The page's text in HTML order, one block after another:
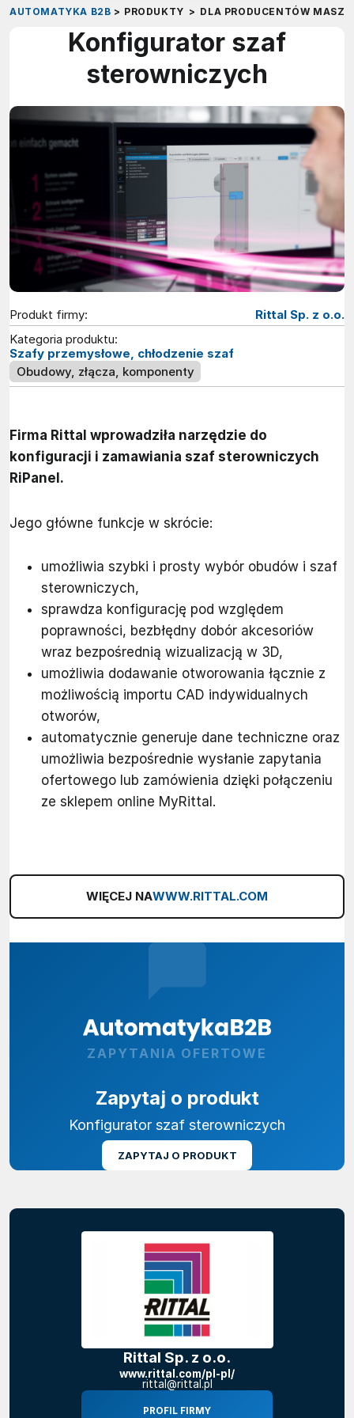
AUTOMATYKA B2B > PRODUKTY > DLA PRODUCENTÓW
Konfigurator szaf
sterowniczych
Produkt firmy:
Rittal Sp. z o.o.
Kategoria produktu:
Szafy przemysłowe, chłodzenie szaf
Obudowy, złącza, komponenty
Firma Rittal wprowadziła narzędzie do
konfiguracji i zamawiania szaf sterowniczych
RiPanel.
Jego główne funkcje w skrócie:
umożliwia szybki i prosty wybór obudów i szaf
sterowniczych,
sprawdza konfigurację pod względem
poprawności, bezbłędny dobór akcesoriów
wraz bezpośrednią wizualizacją w 3D,
umożliwia dodawanie otworowania łącznie z
możliwością importu CAD indywidualnych
otworów,
automatycznie generuje dane techniczne oraz
umożliwia bezpośrednie wysłanie zapytania
ofertowego lub zamówienia dzięki połączeniu
ze sklepem online MyRittal.
WIĘCEJ NAWWW.RITTAL.COM
ZAPYTANIA OFERTOWE
Zapytaj o produkt
Konfigurator szaf sterowniczych
ZAPYTAJ O PRODUKT
Rittal Sp. z o.o.
www.rittal.com/pl-pl/
rittal@rittal.pl
PROFIL FIRMY